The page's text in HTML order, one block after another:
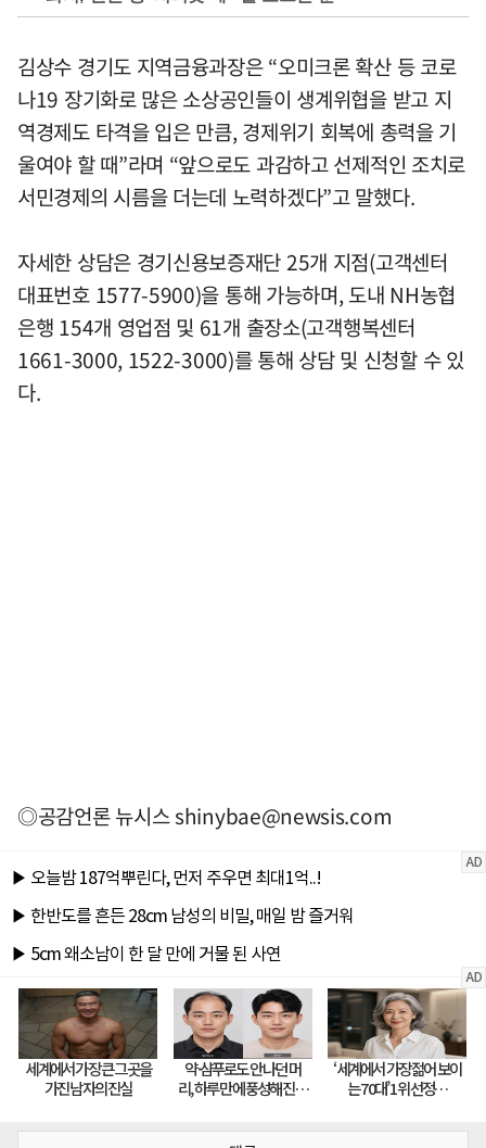
김상수 경기도 지역금융과장은 “오미크론 확산 등 코로
나19 장기화로 많은 소상공인들이 생계위협을 받고 지
역경제도 타격을 입은 만큼, 경제위기 회복에 총력을 기
울여야 할 때”라며 “앞으로도 과감하고 선제적인 조치로
서민경제의 시름을 더는데 노력하겠다”고 말했다.
자세한 상담은 경기신용보증재단 25개 지점(고객센터
대표번호 1577-5900)을 통해 가능하며, 도내 NH농협
은행 154개 영업점 및 61개 출장소(고객행복센터
1661-3000, 1522-3000)를 통해 상담 및 신청할 수 있
다.
◎공감언론 뉴시스shinybae@newsis.com